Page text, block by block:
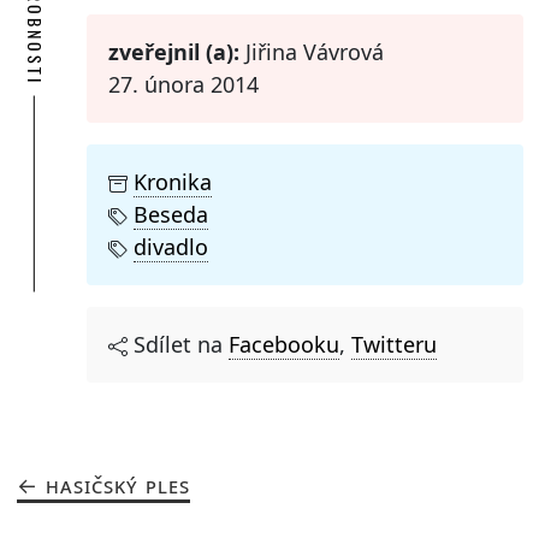
zveřejnil (a): Jiřina Vávrová
27. února 2014
Kronika
Beseda
divadlo
Sdílet na Facebooku, Twitteru
HASIČSKÝ PLES